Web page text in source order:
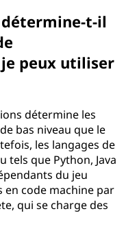
t-il
peux utiliser
détermine les
bas niveau que le
les langages de
que Python, Java
du jeu
code machine par
qui se charge des